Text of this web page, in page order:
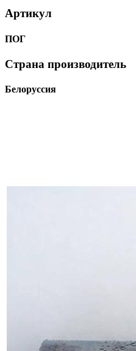
Артикул
ПОГ
Страна производитель
Белоруссия